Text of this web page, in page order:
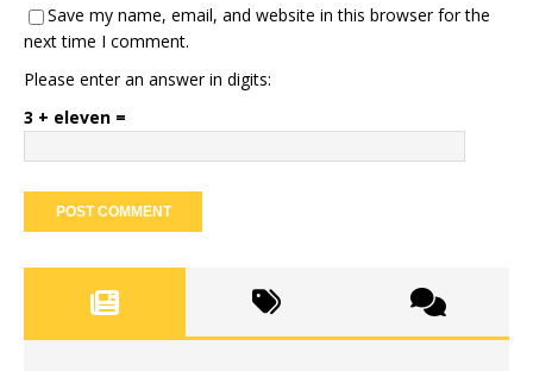
Save my name, email, and website in this browser for the
next time I comment.
Please enter an answer in digits:
3 + eleven =